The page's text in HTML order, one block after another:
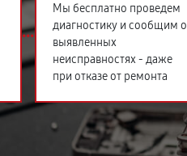
Мы бесплатно проведем
диагностику и сообщим о
выявленных
неисправностях - даже
при отказе от ремонта